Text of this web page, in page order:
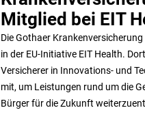
Mitglied bei EIT
Die Gothaer
in der EU-Initiative EIT Health.
Versicherer in Innovations- und
mit, um Leistungen rund um die
Bürger für die Zukunft